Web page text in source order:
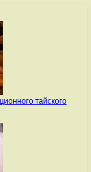
тайского